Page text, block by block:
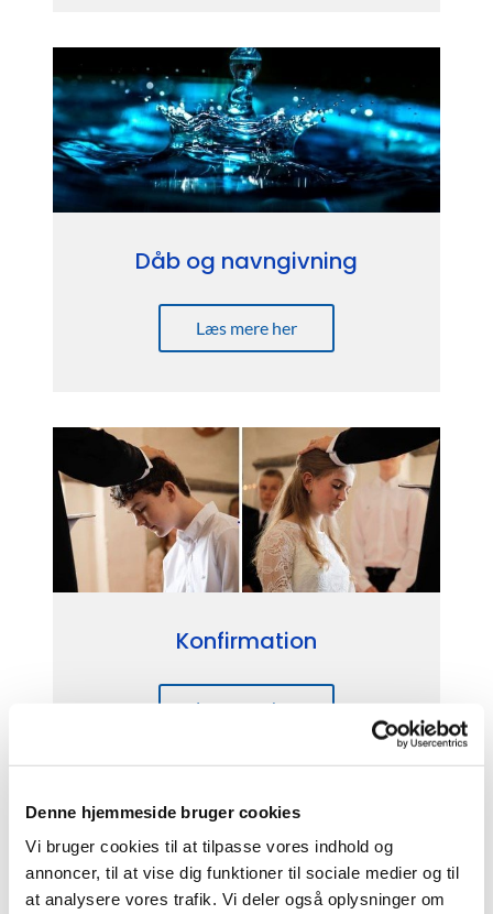
Denne hjemmeside bruger cookies
Vi bruger cookies til at tilpasse vores indhold og
annoncer, til at vise dig funktioner til sociale medier og til
at analysere vores trafik. Vi deler også oplysninger om
Dåb og navngivning
Læs mere her
Konfirmation
Læs mere her